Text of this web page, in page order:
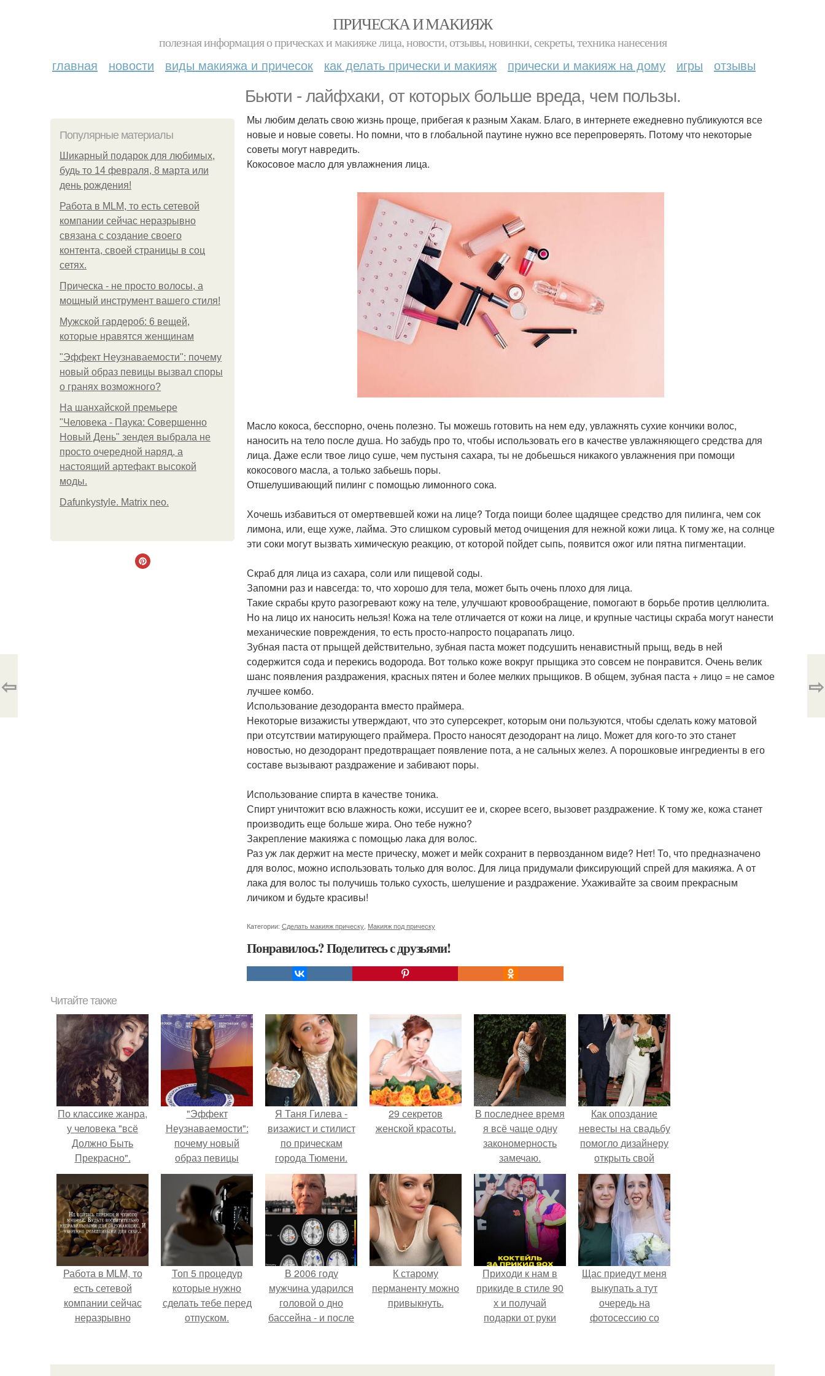
ПРИЧЕСКА И МАКИЯЖ
полезная информация о прическах и макияже лица, новости, отзывы, новинки, секреты, техника нанесения
главная новости виды макияжа и причесок как делать прически и макияж прически и макияж на дому игры отзывы
Бьюти - лайфхаки, от которых больше вреда, чем пользы.
Популярные материалы
Шикарный подарок для любимых,
будь то 14 февраля, 8 марта или
день рождения!
Работа в MLM, то есть сетевой
компании сейчас неразрывно
связана с создание своего
контента, своей страницы в соц
сетях.
Прическа - не просто волосы, а
мощный инструмент вашего стиля!
Мужской гардероб: 6 вещей,
которые нравятся женщинам
"Эффект Неузнаваемости": почему
новый образ певицы вызвал споры
о гранях возможного?
На шанхайской премьере
"Человека - Паука: Совершенно
Новый День" зендея выбрала не
просто очередной наряд, а
настоящий артефакт высокой
моды.
Dafunkystyle. Matrix neo.
Мы любим делать свою жизнь проще, прибегая к разным Хакам. Благо, в интернете ежедневно публикуются все
новые и новые советы. Но помни, что в глобальной паутине нужно все перепроверять. Потому что некоторые
советы могут навредить.
Кокосовое масло для увлажнения лица.
Масло кокоса, бесспорно, очень полезно. Ты можешь готовить на нем еду, увлажнять сухие кончики волос,
наносить на тело после душа. Но забудь про то, чтобы использовать его в качестве увлажняющего средства для
лица. Даже если твое лицо суше, чем пустыня сахара, ты не добьешься никакого увлажнения при помощи
кокосового масла, а только забьешь поры.
Отшелушивающий пилинг с помощью лимонного сока.
Хочешь избавиться от омертвевшей кожи на лице? Тогда поищи более щадящее средство для пилинга, чем сок
лимона, или, еще хуже, лайма. Это слишком суровый метод очищения для нежной кожи лица. К тому же, на солнце
эти соки могут вызвать химическую реакцию, от которой пойдет сыпь, появится ожог или пятна пигментации.
Скраб для лица из сахара, соли или пищевой соды.
Запомни раз и навсегда: то, что хорошо для тела, может быть очень плохо для лица.
Такие скрабы круто разогревают кожу на теле, улучшают кровообращение, помогают в борьбе против целлюлита.
Но на лицо их наносить нельзя! Кожа на теле отличается от кожи на лице, и крупные частицы скраба могут нанести
механические повреждения, то есть просто-напросто поцарапать лицо.
Зубная паста от прыщей действительно, зубная паста может подсушить ненавистный прыщ, ведь в ней
содержится сода и перекись водорода. Вот только коже вокруг прыщика это совсем не понравится. Очень велик
шанс появления раздражения, красных пятен и более мелких прыщиков. В общем, зубная паста + лицо = не самое
лучшее комбо.
Использование дезодоранта вместо праймера.
Некоторые визажисты утверждают, что это суперсекрет, которым они пользуются, чтобы сделать кожу матовой
при отсутствии матирующего праймера. Просто наносят дезодорант на лицо. Может для кого-то это станет
новостью, но дезодорант предотвращает появление пота, а не сальных желез. А порошковые ингредиенты в его
составе вызывают раздражение и забивают поры.
Использование спирта в качестве тоника.
Спирт уничтожит всю влажность кожи, иссушит ее и, скорее всего, вызовет раздражение. К тому же, кожа станет
производить еще больше жира. Оно тебе нужно?
Закрепление макияжа с помощью лака для волос.
Раз уж лак держит на месте прическу, может и мейк сохранит в первозданном виде? Нет! То, что предназначено
для волос, можно использовать только для волос. Для лица придумали фиксирующий спрей для макияжа. А от
лака для волос ты получишь только сухость, шелушение и раздражение. Ухаживайте за своим прекрасным
личиком и будьте красивы!
Категории: Сделать макияж прическу Макияж под прическу
Понравилось? Поделитесь с друзьями!
⇦ ⇨
Читайте также
По классике жанра,
у человека "всё
Должно Быть
Прекрасно".
"Эффект
Неузнаваемости":
почему новый
образ певицы
вызвал споры о
гранях
возможного?
Я Таня Гилева -
визажист и стилист
по прическам
города Тюмени.
29 секретов
женской красоты.
В последнее время
я всё чаще одну
закономерность
замечаю.
Как опоздание
невесты на свадьбу
помогло дизайнеру
открыть свой
бренд.
Работа в MLM, то
есть сетевой
компании сейчас
неразрывно
своей страницы в
Топ 5 процедур
которые нужно
сделать тебе перед
отпуском.
В 2006 году
мужчина ударился
головой о дно
бассейна - и после
странным образом.
К старому
перманенту можно
привыкнуть.
Приходи к нам в
прикиде в стиле 90
х и получай
подарки от руки
Щас приедут меня
выкупать а тут
очередь на
фотосессию со